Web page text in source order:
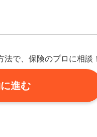
法で、保険のプロに相談
進む